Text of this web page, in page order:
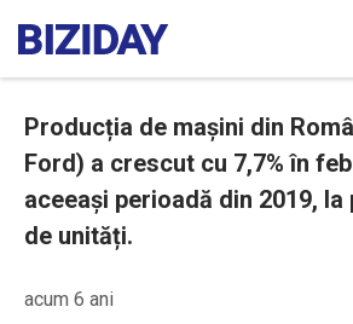
Producția de mașini din
Ford) a crescut cu 7,7% în
aceeași perioadă din 2019, la
de unități.
acum 6 ani